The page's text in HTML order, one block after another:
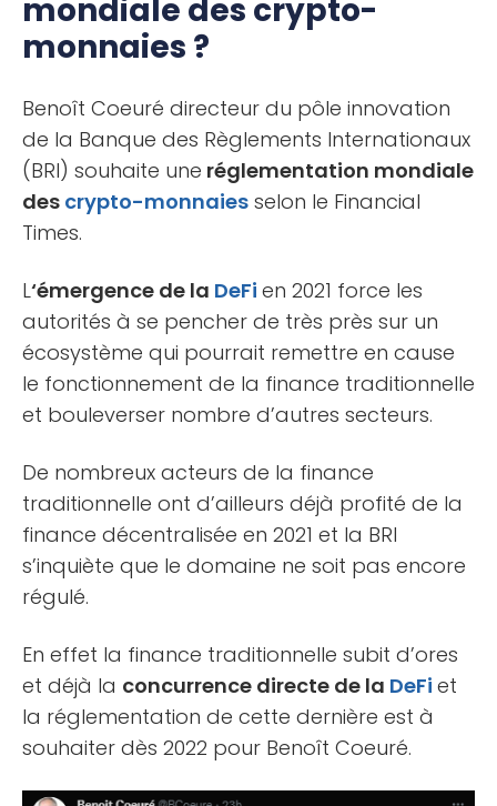
mondiale des crypto-
monnaies ?
Benoît Coeuré directeur du pôle innovation
de la Banque des Règlements Internationaux
(BRI) souhaite une réglementation mondiale
des crypto-monnaies selon le Financial
Times.
L‘émergence de la DeFi en 2021 force les
autorités à se pencher de très près sur un
écosystème qui pourrait remettre en cause
le fonctionnement de la finance traditionnelle
et bouleverser nombre d’autres secteurs.
De nombreux acteurs de la finance
traditionnelle ont d’ailleurs déjà profité de la
finance décentralisée en 2021 et la BRI
s’inquiète que le domaine ne soit pas encore
régulé.
En effet la finance traditionnelle subit d’ores
et déjà la concurrence directe de la DeFi et
la réglementation de cette dernière est à
souhaiter dès 2022 pour Benoît Coeuré.